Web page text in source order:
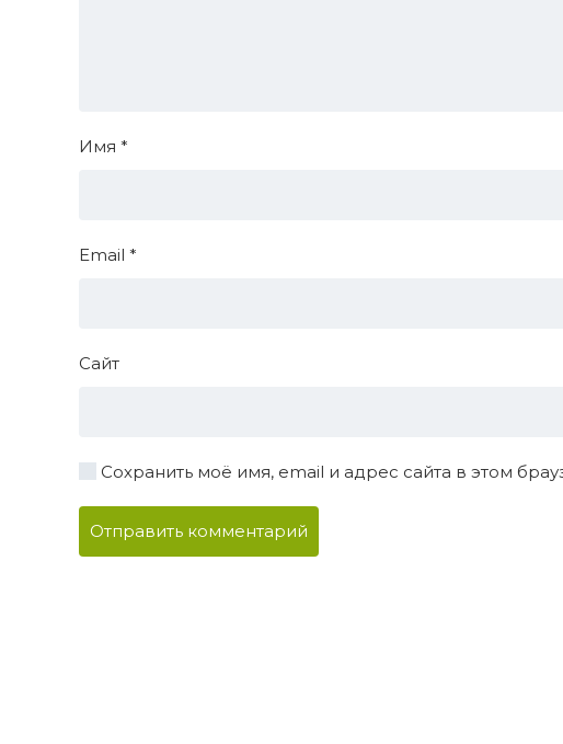
Имя *
Email *
Сайт
Сохранить моё имя, email и адрес сайта в этом
Отправить комментарий